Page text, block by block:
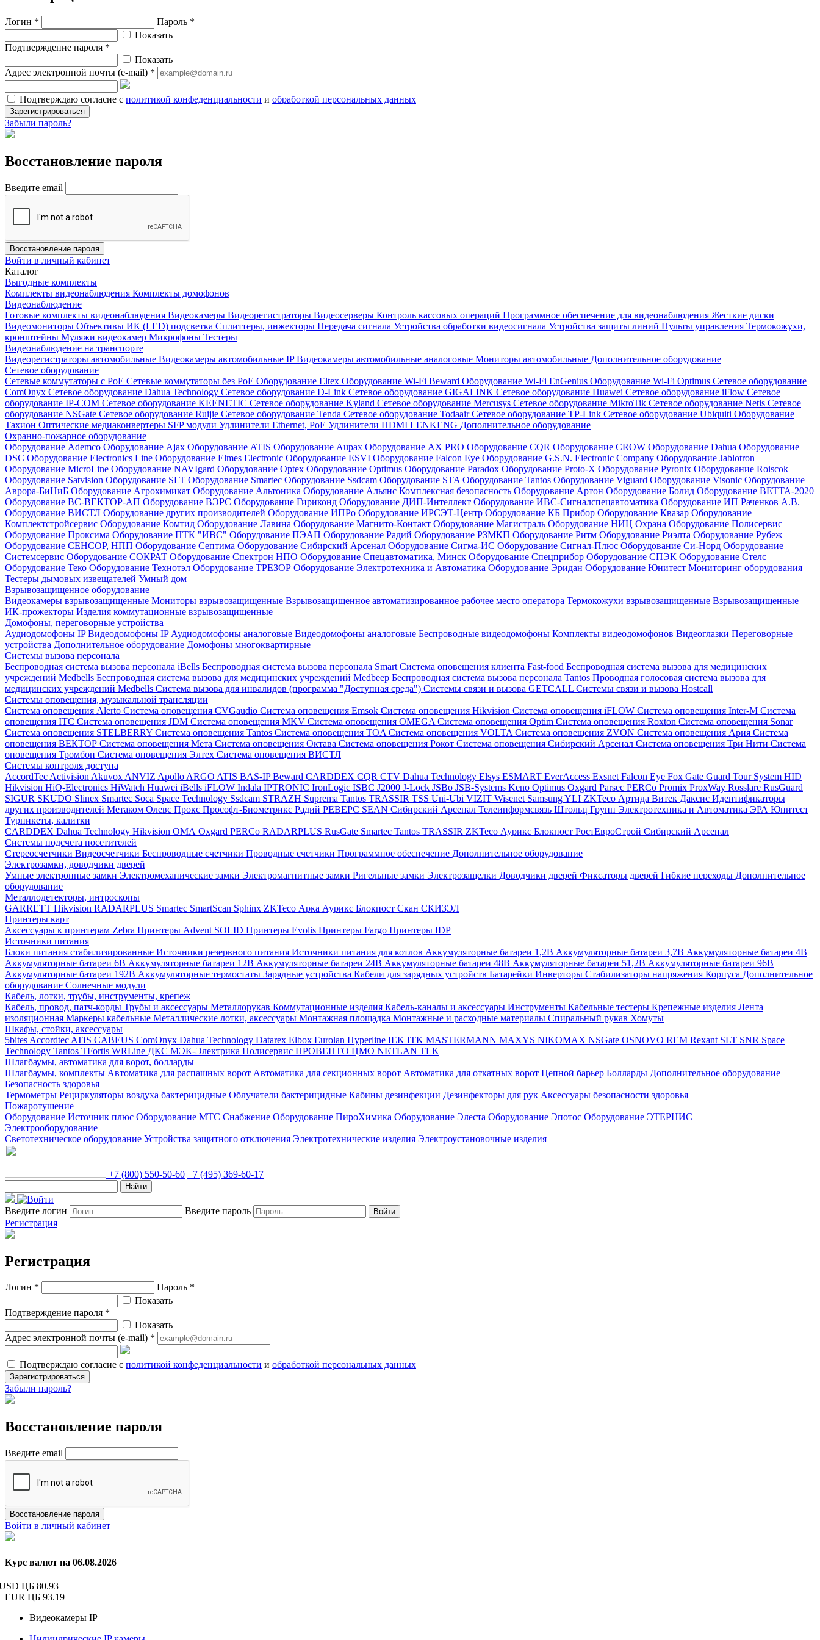
Логин *
Пароль *
Показать
Подтверждение пароля *
Показать
Адрес электронной почты (e-mail) *
Подтверждаю согласие с политикой конфеденциальности и обработкой персональных данных
Зарегистрироваться
Забыли пароль?
Восстановление пароля
Введите email
Восстановление пароля
Войти в личный кабинет
Каталог
Выгодные комплекты
Комплекты видеонаблюдения Комплекты домофонов
Видеонаблюдение
Готовые комплекты видеонаблюдения Видеокамеры Видеорегистраторы Видеосерверы Контроль кассовых операций Программное обеспечение для видеонаблюдения Жесткие диски
Видеомониторы Объективы ИК (LED) подсветка Сплиттеры, инжекторы Передача сигнала Устройства обработки видеосигнала Устройства защиты линий Пульты управления Термокожухи,
кронштейны Муляжи видеокамер Микрофоны Тестеры
Видеонаблюдение на транспорте
Видеорегистраторы автомобильные Видеокамеры автомобильные IPВидеокамеры автомобильные аналоговые Мониторы автомобильные Дополнительное оборудование
Сетевое оборудование
Сетевые коммутаторы с РоЕ Сетевые коммутаторы без РоЕ Оборудование Eltex Оборудование Wi-Fi Beward Оборудование Wi-Fi EnGenius Оборудование Wi-Fi Optimus Сетевое оборудование
ComOnyx Сетевое оборудование Dahua Technology Сетевое оборудование D-Link Сетевое оборудование GIGALINK Сетевое оборудование Huawei Сетевое оборудование iFlow Сетевое
оборудование IP-COM Сетевое оборудование KEENETIC Сетевое оборудование Kyland Сетевое оборудование Mercusys Сетевое оборудование MikroTik Сетевое оборудование Netis Сетевое
оборудование NSGate Сетевое оборудование Ruijie Сетевое оборудование Tenda Сетевое оборудование TodaairСетевое оборудование TP-Link Сетевое оборудование Ubiquiti Оборудование
Тахион Оптические медиаконвертеры SFP модули Удлинители Ethernet, PoE Удлинители HDMI LENKENG Дополнительное оборудование
Охранно-пожарное оборудование
Оборудование Ademco Оборудование Ajax Оборудование ATIS Оборудование Aupax Оборудование AX PRO Оборудование CQR Оборудование CROW Оборудование Dahua Оборудование
DSC Оборудование Electronics Line Оборудование Elmes Electronic Оборудование ESVI Оборудование Falcon Eye Оборудование G.S.N. Electronic Company Оборудование Jablotron
Оборудование MicroLine Оборудование NAVIgard Оборудование Optex Оборудование Optimus Оборудование Paradox Оборудование Proto-X Оборудование Pyronix Оборудование Roiscok
Оборудование Satvision Оборудование SLT Оборудование Smartec Оборудование Ssdcam Оборудование STA Оборудование Tantos Оборудование Viguard Оборудование Visonic Оборудование
Аврора-БиНиБ Оборудование Агрохимикат Оборудование Альтоника Оборудование Альянс Комплексная безопасность Оборудование Артон Оборудование Болид Оборудование ВЕТТА-2020
Оборудование ВС-ВЕКТОР-АП Оборудование ВЭРС Оборудование Гириконд Оборудование ДИП-Интеллект Оборудование ИВС-Сигналспецавтоматика Оборудование ИП Раченков А.В.
Оборудование ВИСТЛ Оборудование других производителей Оборудование ИПРо Оборудование ИРСЭТ-Центр Оборудование КБ Прибор Оборудование Квазар Оборудование
Комплектстройсервис Оборудование Комтид Оборудование Лавина Оборудование Магнито-Контакт Оборудование Магистраль Оборудование НИЦ Охрана Оборудование Полисервис
Оборудование Проксима Оборудование ПТК "ИВС" Оборудование ПЭАП Оборудование Радий Оборудование РЗМКП Оборудование Ритм Оборудование Риэлта Оборудование Рубеж
Оборудование СЕНСОР, НПП Оборудование Септима Оборудование Сибирский Арсенал Оборудование Сигма-ИС Оборудование Сигнал-Плюс Оборудование Си-Норд Оборудование
Системсервис Оборудование СОКРАТ Оборудование Спектрон НПО Оборудование Спецавтоматика, Минск Оборудование Спецприбор Оборудование СПЭК Оборудование Стелс
Оборудование Теко Оборудование Технотэл Оборудование ТРЕЗОР Оборудование Электротехника и Автоматика Оборудование Эридан Оборудование Юнитест Мониторинг оборудования
Тестеры дымовых извещателей Умный дом
Взрывозащищенное оборудование
Видеокамеры взрывозащищенные Мониторы взрывозащищенные Взрывозащищенное автоматизированное рабочее место оператора Термокожухи взрывозащищенные Взрывозащищенные
ИК-прожекторы Изделия коммутационные взрывозащищенные
Домофоны, переговорные устройства
Аудиодомофоны IPВидеодомофоны IP Аудиодомофоны аналоговые Видеодомофоны аналоговые Беспроводные видеодомофоны Комплекты видеодомофонов Видеоглазки Переговорные
устройства Дополнительное оборудование Домофоны многоквартирные
Системы вызова персонала
Беспроводная система вызова персонала iBells Беспроводная система вызова персонала Smart Система оповещения клиента Fast-food Беспроводная система вызова для медицинских
учреждений Medbells Беспроводная система вызова для медицинских учреждений Medbeep Беспроводная система вызова персонала Tantos Проводная голосовая система вызова для
медицинских учреждений Medbells Система вызова для инвалидов (программа "Доступная среда") Системы связи и вызова GETCALL Системы связи и вызова Hostcall
Системы оповещения, музыкальной трансляции
Система оповещения Alerto Система оповещения CVGaudio Система оповещения Emsok Система оповещения Hikvision Система оповещения iFLOW Система оповещения Inter-M Система
оповещения ITC Система оповещения JDM Система оповещения MKV Система оповещения OMEGA Система оповещения Optim Система оповещения Roxton Система оповещения Sonar
Система оповещения STELBERRY Система оповещения Tantos Система оповещения TOA Система оповещения VOLTA Система оповещения ZVON Система оповещения Ария Система
оповещения ВЕКТОР Система оповещения Мета Система оповещения Октава Система оповещения Рокот Система оповещения Сибирский Арсенал Система оповещения Три Нити Система
оповещения Тромбон Система оповещения Элтех Система оповещения ВИСТЛ
Системы контроля доступа
AccordTec Activision Akuvox ANVIZ Apollo ARGO ATIS BAS-IPBeward CARDDEX CQR CTV Dahua Technology Elsys ESMART EverAccess Exsnet Falcon Eye Fox Gate Guard Tour System HID
Hikvision HiQ-Electronics HiWatch Huawei iBells iFLOW Indala IPTRONIC IronLogic ISBC J2000 J-Lock JSBo JSB-Systems Keno Optimus Oxgard Parsec PERCo Promix ProxWay Rosslare RusGuard
SIGUR SKUDO Slinex Smartec Soca Space Technology Ssdcam STRAZH Suprema Tantos TRASSIR TSS Uni-Ubi VIZIT Wisenet SamsungYLI ZKTeco Артида Витек Даксис Идентификаторы
других производителей Метаком Олевс Прокс Прософт-Биометрикс Радий РЕВЕРС SEAN Сибирский Арсенал Телеинформсвязь Штольц Групп Электротехника и Автоматика ЭРА Юнитест
Турникеты, калитки
CARDDEX Dahua Technology Hikvision ОМА Oxgard PERCo RADARPLUS RusGate Smartec Tantos TRASSIR ZKTeco Аурикс Блокпост РостЕвроСтрой Сибирский Арсенал
Системы подсчета посетителей
Стереосчетчики Видеосчетчики Беспроводные счетчики Проводные счетчики Программное обеспечение Дополнительное оборудование
Электрозамки, доводчики дверей
Умные электронные замки Электромеханические замки Электромагнитные замки Ригельные замки Электрозащелки Доводчики дверей Фиксаторы дверей Гибкие переходы Дополнительное
оборудование
Металлодетекторы, интроскопы
GARRETT Hikvision RADARPLUS Smartec SmartScan Sphinx ZKTeco Арка Аурикс Блокпост Скан СКИЗЭЛ
Принтеры карт
Аксессуары к принтерам Zebra Принтеры Advent SOLID Принтеры Evolis Принтеры Fargo Принтеры IDP
Источники питания
Блоки питания стабилизированные Источники резервного питания Источники питания для котлов Аккумуляторные батареи 1,2В Аккумуляторные батареи 3,7В Аккумуляторные батареи 4В
Аккумуляторные батареи 6В Аккумуляторные батареи 12В Аккумуляторные батареи 24В Аккумуляторные батареи 48В Аккумуляторные батареи 51,2В Аккумуляторные батареи 96В
Аккумуляторные батареи 192В Аккумуляторные термостаты Зарядные устройства Кабели для зарядных устройств Батарейки Инверторы Стабилизаторы напряжения Корпуса Дополнительное
оборудование Солнечные модули
Кабель, лотки, трубы, инструменты, крепеж
Кабель, провод, патч-корды Трубы и аксессуары Металлорукав Коммутационные изделия Кабель-каналы и аксессуары Инструменты Кабельные тестеры Крепежные изделия Лента
изоляционная Маркеры кабельные Металлические лотки, аксессуары Монтажная площадка Монтажные и расходные материалы Спиральный рукав Хомуты
Шкафы, стойки, аксессуары
5bites Accordtec ATIS CABEUS ComOnyx Dahua Technology Datarex Elbox Eurolan Hyperline IEK ITK MASTERMANN MAXYS NIKOMAX NSGate OSNOVO REM Rexant SLT SNR Space
Technology Tantos TFortis WRLine ДКС МЭК-Электрика Полисервис ПРОВЕНТО ЦМО NETLAN TLK
Шлагбаумы, автоматика для ворот, болларды
Шлагбаумы, комплекты Автоматика для распашных ворот Автоматика для секционных ворот Автоматика для откатных ворот Цепной барьер Болларды Дополнительное оборудование
Безопасность здоровья
Термометры Рециркуляторы воздуха бактерицидные Облучатели бактерицидные Кабины дезинфекции Дезинфекторы для рук Аксессуары безопасности здоровья
Пожаротушение
Оборудование Источник плюс Оборудование МТС Снабжение Оборудование ПироХимика Оборудование Элеста Оборудование Эпотос Оборудование ЭТЕРНИС
Электрооборудование
Светотехническое оборудование Устройства защитного отключения Электротехнические изделия Электроустановочные изделия
+7 (800) 550-50-60 +7 (495) 369-60-17
Найти
Введите логин Введите пароль Войти
Регистрация
Регистрация
Логин *
Пароль *
Показать
Подтверждение пароля *
Показать
Адрес электронной почты (e-mail) *
Подтверждаю согласие с политикой конфеденциальности и обработкой персональных данных
Зарегистрироваться
Забыли пароль?
Восстановление пароля
Введите email
Восстановление пароля
Войти в личный кабинет
Курс валют на 06.08.2026
ЦБ 80.93
EUR ЦБ 93.19
Видеокамеры IP